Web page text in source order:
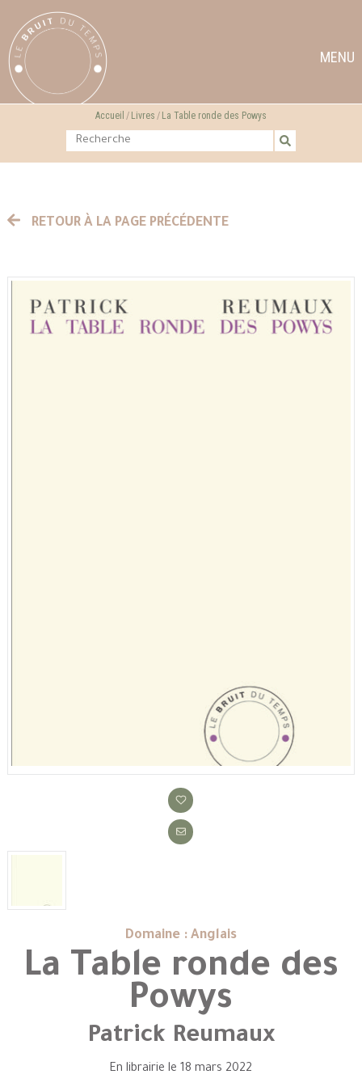
MENU
Accueil Livres La Table ronde des Powys
RETOUR À LA PAGE PRÉCÉDENTE
Domaine : Anglais
La Table ronde des
Powys
Patrick Reumaux
En librairie le 18 mars 2022